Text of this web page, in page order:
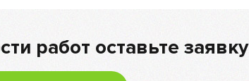
работ оставьте заявку